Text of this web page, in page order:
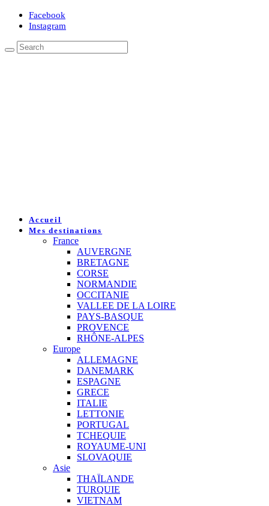
Facebook
Instagram
Accueil
Mes destinations
France
AUVERGNE
BRETAGNE
CORSE
NORMANDIE
OCCITANIE
VALLEE DE LA LOIRE
PAYS-BASQUE
PROVENCE
RHÔNE-ALPES
Europe
ALLEMAGNE
DANEMARK
ESPAGNE
GRECE
ITALIE
LETTONIE
PORTUGAL
TCHEQUIE
ROYAUME-UNI
SLOVAQUIE
Asie
THAÏLANDE
TURQUIE
VIETNAM